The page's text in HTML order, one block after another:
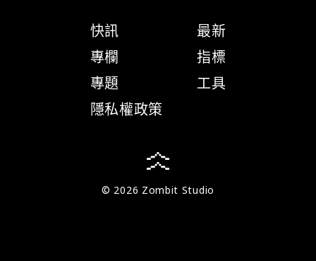
快訊
專欄
專題
隱私權政策
最新
指標
工具
© 2026 Zombit Studio